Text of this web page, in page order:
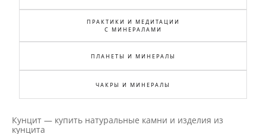
ПРАКТИКИ И МЕДИТАЦИИ
С МИНЕРАЛАМИ
ПЛАНЕТЫ И МИНЕРАЛЫ
ЧАКРЫ И МИНЕРАЛЫ
Кунцит — купить натуральные камни и изделия из
кунцита